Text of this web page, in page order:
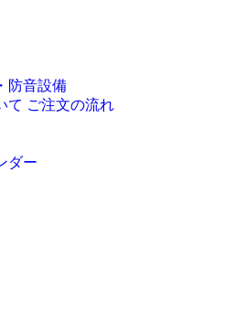
防音設備
て ご注文の流れ
ダー